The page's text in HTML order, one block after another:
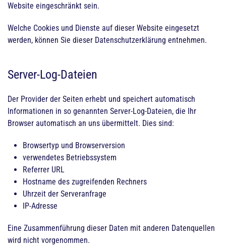
Website eingeschränkt sein.
Welche Cookies und Dienste auf dieser Website eingesetzt
werden, können Sie dieser Datenschutzerklärung entnehmen.
Server-Log-Dateien
Der Provider der Seiten erhebt und speichert automatisch
Informationen in so genannten Server-Log-Dateien, die Ihr
Browser automatisch an uns übermittelt. Dies sind:
Browsertyp und Browserversion
verwendetes Betriebssystem
Referrer URL
Hostname des zugreifenden Rechners
Uhrzeit der Serveranfrage
IP-Adresse
Eine Zusammenführung dieser Daten mit anderen Datenquellen
wird nicht vorgenommen.